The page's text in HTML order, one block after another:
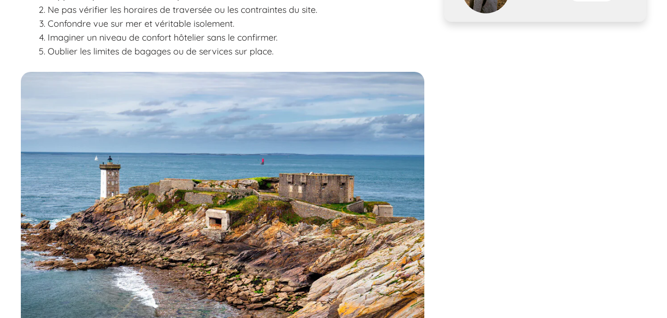
Ne pas vérifier les horaires de traversée ou les contraintes du site.
Confondre vue sur mer et véritable isolement.
Imaginer un niveau de confort hôtelier sans le confirmer.
Oublier les limites de bagages ou de services sur place.